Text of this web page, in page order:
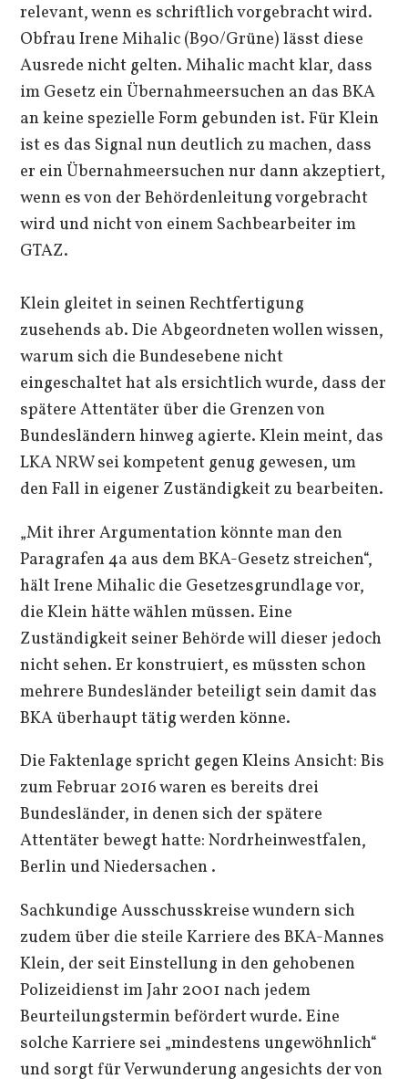
relevant, wenn es schriftlich vorgebracht wird.
Obfrau Irene Mihalic (B90/Grüne) lässt diese
Ausrede nicht gelten. Mihalic macht klar, dass
im Gesetz ein Übernahmeersuchen an das BKA
an keine spezielle Form gebunden ist. Für Klein
ist es das Signal nun deutlich zu machen, dass
er ein Übernahmeersuchen nur dann akzeptiert,
wenn es von der Behördenleitung vorgebracht
wird und nicht von einem Sachbearbeiter im
GTAZ.
Klein gleitet in seinen Rechtfertigung
zusehends ab. Die Abgeordneten wollen wissen,
warum sich die Bundesebene nicht
eingeschaltet hat als ersichtlich wurde, dass der
spätere Attentäter über die Grenzen von
Bundesländern hinweg agierte. Klein meint, das
LKA NRW sei kompetent genug gewesen, um
den Fall in eigener Zuständigkeit zu bearbeiten.
„Mit ihrer Argumentation könnte man den
Paragrafen 4a aus dem BKA-Gesetz streichen“,
hält Irene Mihalic die Gesetzesgrundlage vor,
die Klein hätte wählen müssen. Eine
Zuständigkeit seiner Behörde will dieser jedoch
nicht sehen. Er konstruiert, es müssten schon
mehrere Bundesländer beteiligt sein damit das
BKA überhaupt tätig werden könne.
Die Faktenlage spricht gegen Kleins Ansicht: Bis
zum Februar 2016 waren es bereits drei
Bundesländer, in denen sich der spätere
Attentäter bewegt hatte: Nordrheinwestfalen,
Berlin und Niedersachen .
Sachkundige Ausschusskreise wundern sich
zudem über die steile Karriere des BKA-Mannes
Klein, der seit Einstellung in den gehobenen
Polizeidienst im Jahr 2001 nach jedem
Beurteilungstermin befördert wurde. Eine
solche Karriere sei „mindestens ungewöhnlich“
und sorgt für Verwunderung angesichts der von